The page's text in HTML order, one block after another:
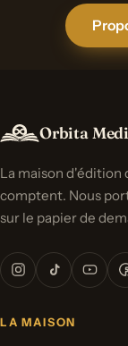
Orbita
La maison d'édition
comptent. Nous
sur le papier de
LA MAISON